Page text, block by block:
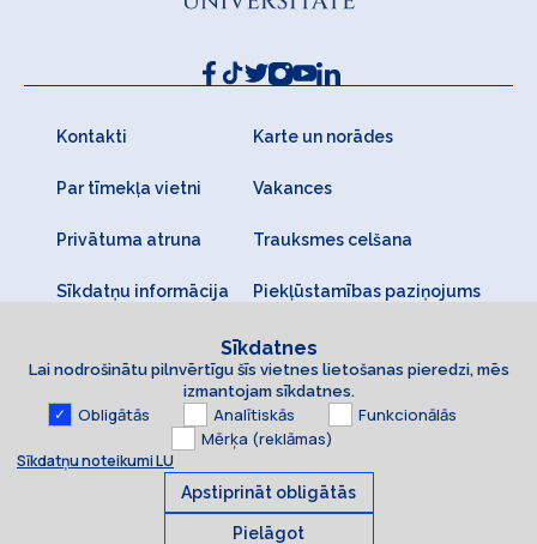
Kontakti Karte un norādes
Par tīmekļa vietni Vakances
Privātuma atruna Trauksmes celšana
Sīkdatņu informācija Piekļūstamības paziņojums
Sīkdatnes
Lai nodrošinātu pilnvērtīgu šīs vietnes lietošanas pieredzi, mēs
izmantojam sīkdatnes.
Obligātās Analītiskās
Funkcionālās
Mērķa (reklāmas)
Sīkdatņu noteikumi LU
Apstiprināt obligātās
Pielāgot